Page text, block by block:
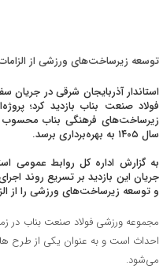
توسعه زیرساخت‌‌های ورزشی از
استاندار آذربایجان شرقی در جریان
زیرساخت‌های فرهنگی بناب
سال ۱۴۰۵ به بهره‌برداری برسد.
به گزارش اداره کل روابط عمومی
جریان این بازدید بر تسریع روند
و توسعه زیرساخت‌‌های ورزشی را از
احداث است و به عنوان یکی از طرح‌
می‌شود.